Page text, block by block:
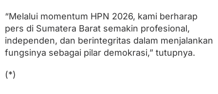
“Melalui momentum HPN 2026, kami berharap
pers di Sumatera Barat semakin profesional,
independen, dan berintegritas dalam menjalankan
fungsinya sebagai pilar demokrasi,” tutupnya.
(*)